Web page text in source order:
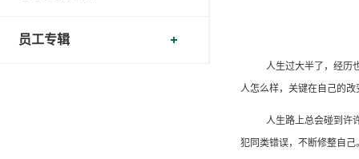
员工专辑
人生过大半了，经历
人怎么样，关键在自己的改
人生路上总会碰到许
犯同类错误，不断修整自己